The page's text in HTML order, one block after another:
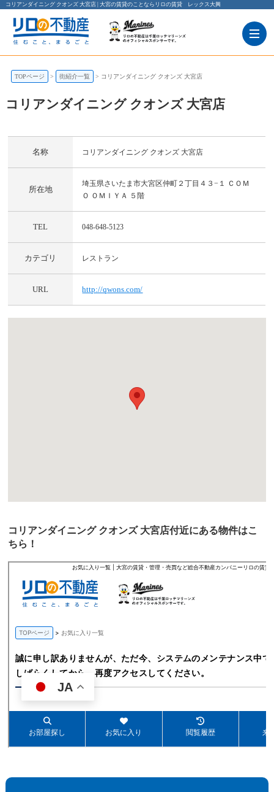
コリアンダイニング クオンズ 大宮店 | 大宮の賃貸のことならリロの賃貸 レックス大興
TOPページ 街紹介一覧 コリアンダイニング クオンズ 大宮店
コリアンダイニング クオンズ 大宮店
埼玉県さいたま市大宮区仲町２丁目４３−１ ＣＯＭＯ ＯＭＩＹＡ ５階
名称 コリアンダイニング クオンズ 大宮店
所在地
埼玉県さいたま市大宮区仲町２丁目４３−１ ＣＯＭ
Ｏ ＯＭＩＹＡ ５階
TEL 048-648-5123
カテゴリ レストラン
URL http://qwons.com/
コリアンダイニング クオンズ 大宮店付近にある物件はこ
ちら！